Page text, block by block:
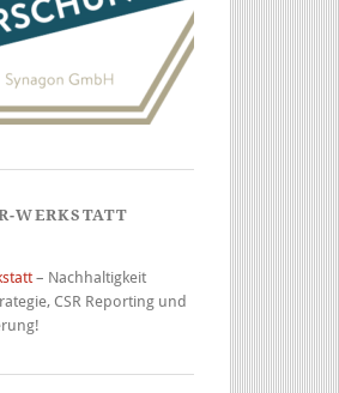
WERKSTATT
– Nachhaltigkeit
CSR Reporting und